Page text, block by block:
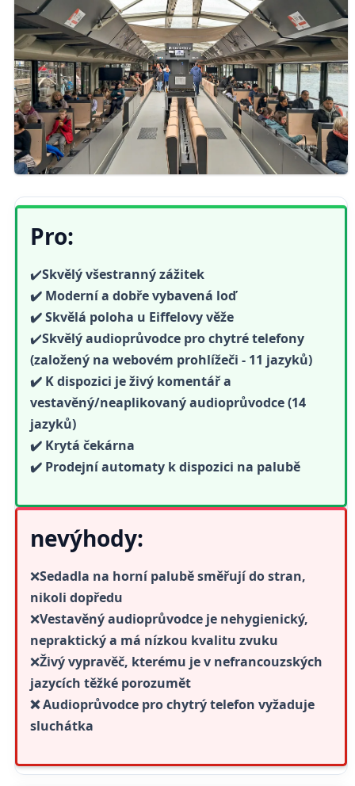
Pro:
✔️Skvělý všestranný zážitek
✔️ Moderní a dobře vybavená loď
✔️ Skvělá poloha u Eiffelovy věže
✔️Skvělý audioprůvodce pro chytré telefony
(založený na webovém prohlížeči - 11 jazyků)
✔️ K dispozici je živý komentář a
vestavěný/neaplikovaný audioprůvodce (14
jazyků)
✔️ Krytá čekárna
✔️ Prodejní automaty k dispozici na palubě
nevýhody:
❌Sedadla na horní palubě směřují do stran,
nikoli dopředu
❌Vestavěný audioprůvodce je nehygienický,
nepraktický a má nízkou kvalitu zvuku
❌Živý vypravěč, kterému je v nefrancouzských
jazycích těžké porozumět
❌ Audioprůvodce pro chytrý telefon vyžaduje
sluchátka